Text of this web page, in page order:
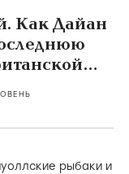
Как Дайан
рыбаки и